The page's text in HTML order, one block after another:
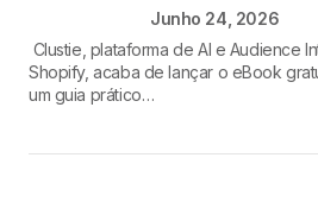
Junho 24, 2026
Clustie, plataforma de AI e Audience
Shopify, acaba de lançar o eBook
um guia prático…